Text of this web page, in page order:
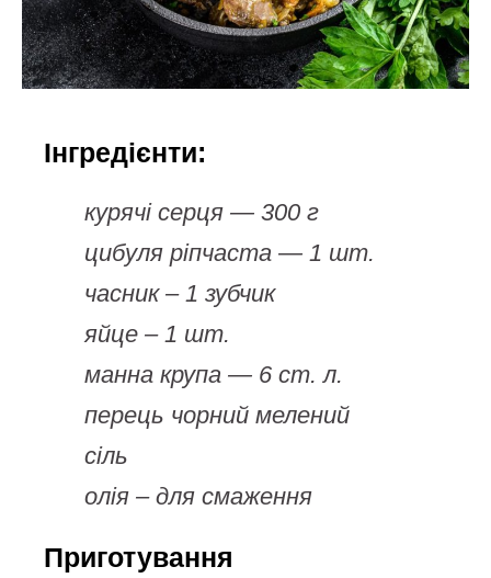
Інгредієнти:
курячі серця — 300 г
цибуля ріпчаста — 1 шт.
часник – 1 зубчик
яйце – 1 шт.
манна крупа — 6 ст. л.
перець чорний мелений
сіль
олія – для смаження
Приготування